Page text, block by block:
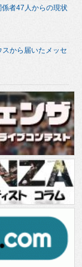
者47人からの現状
から届いたメッセ